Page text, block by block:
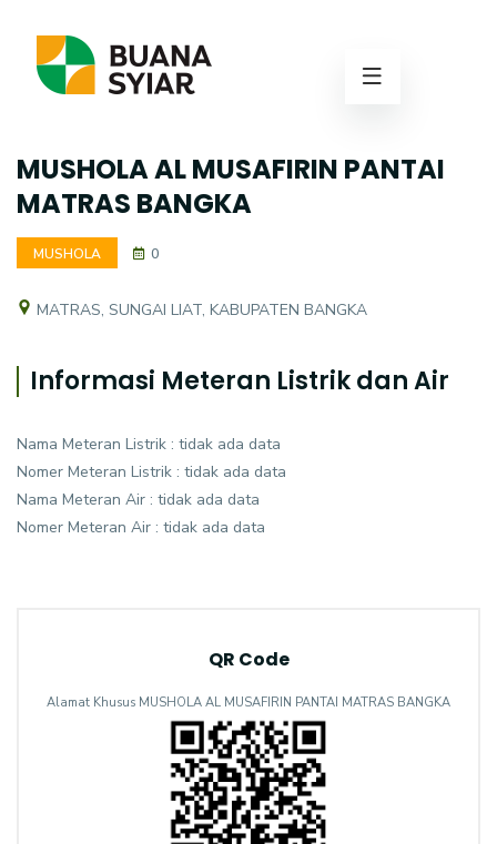
MUSHOLA AL MUSAFIRIN PANTAI
MATRAS BANGKA
MUSHOLA 0
MATRAS, SUNGAI LIAT, KABUPATEN BANGKA
Informasi Meteran Listrik dan Air
Nama Meteran Listrik : tidak ada data
Nomer Meteran Listrik : tidak ada data
Nama Meteran Air : tidak ada data
Nomer Meteran Air : tidak ada data
QR Code
Alamat Khusus MUSHOLA AL MUSAFIRIN PANTAI MATRAS BANGKA